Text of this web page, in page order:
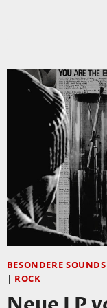
BESONDERE SOUNDS
| ROCK